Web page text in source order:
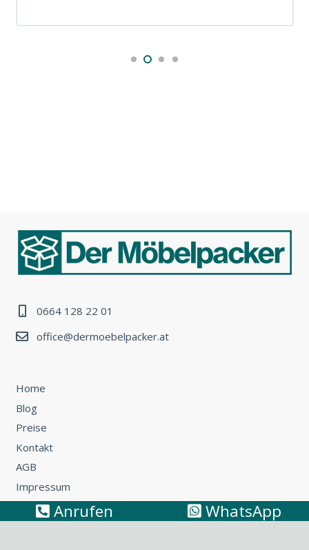
0664 128 22 01
office@dermoebelpacker.at
Home
Blog
Preise
Kontakt
AGB
Impressum
Umzug Wien – Österreich: So können Sie günstig umziehen
Anrufen WhatsApp